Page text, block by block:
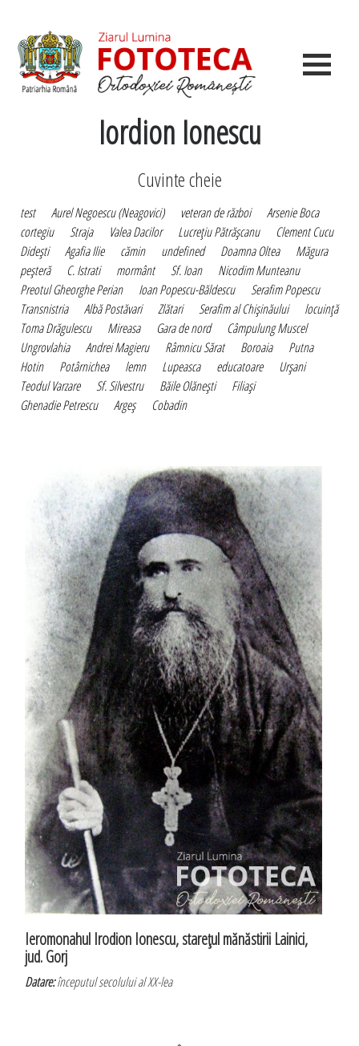
Iordion Ionescu
Cuvinte cheie
test Aurel Negoescu (Neagovici) veteran de război
Arsenie Boca
cortegiu
Straja Valea Dacilor Lucreţiu Pătrăşcanu
Clement Cucu
Dideşti
Agafia Ilie cămin undefined Doamna Oltea
Măgura
peşteră
C. Istrati mormânt Sf. Ioan
Nicodim Munteanu
Preotul Gheorghe Perian
Ioan Popescu-Băldescu
Serafim Popescu
Transnistria
Albă Postăvari Zlătari Serafim al Chişinăului
locuinţă
Toma Drăgulescu
Mireasa Gara de nord
Câmpulung Muscel
Ungrovlahia
Andrei Magieru Râmnicu Sărat Boroaia
Putna
Hotin
Potârnichea lemn Lupeasca educatoare
Urşani
Teodul Varzare
Sf. Silvestru Băile Olăneşti
Filiaşi
Ghenadie Petrescu
Argeş Cobadin
Ieromonahul Irodion Ionescu, stareţul mănăstirii Lainici,
jud. Gorj
Datare:începutul secolului al XX-lea